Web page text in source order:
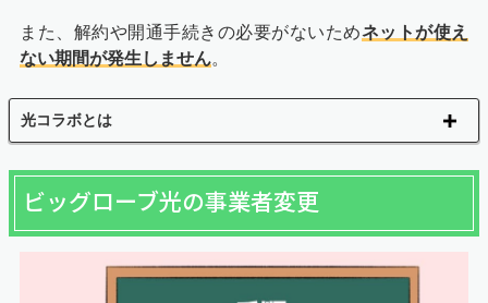
また、解約や開通手続きの必要がないためネットが使え
ない期間が発生しません。
光コラボとは
ビッグローブ光の事業者変更